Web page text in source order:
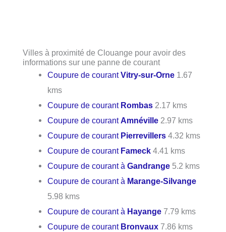
Villes à proximité de Clouange pour avoir des
informations sur une panne de courant
Coupure de courantVitry-sur-Orne 1.67
kms
Coupure de courant Rombas 2.17 kms
Coupure de courantAmnéville 2.97 kms
Coupure de courant Pierrevillers 4.32 kms
Coupure de courant Fameck 4.41 kms
Coupure de courant àGandrange 5.2 kms
Coupure de courant à Marange-Silvange
5.98 kms
Coupure de courant à Hayange 7.79 kms
Coupure de courant Bronvaux 7.86 kms